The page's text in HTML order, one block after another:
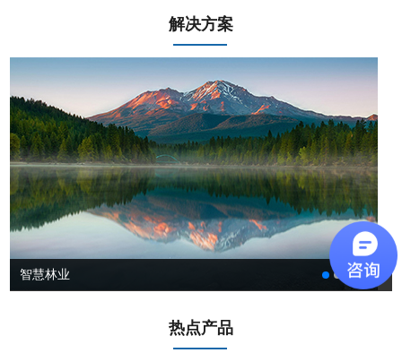
解决方案
智慧林业
热点产品